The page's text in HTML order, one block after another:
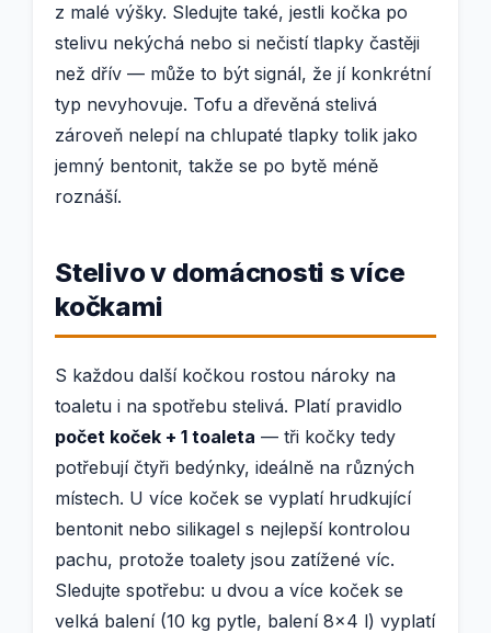
z malé výšky. Sledujte také, jestli kočka po
stelivu nekýchá nebo si nečistí tlapky častěji
než dřív — může to být signál, že jí konkrétní
typ nevyhovuje. Tofu a dřevěná stelivá
zároveň nelepí na chlupaté tlapky tolik jako
jemný bentonit, takže se po bytě méně
roznáší.
Stelivo v domácnosti s více
kočkami
S každou další kočkou rostou nároky na
toaletu i na spotřebu stelivá. Platí pravidlo
počet koček + 1 toaleta — tři kočky tedy
potřebují čtyři bedýnky, ideálně na různých
místech. U více koček se vyplatí hrudkující
bentonit nebo silikagel s nejlepší kontrolou
pachu, protože toalety jsou zatížené víc.
Sledujte spotřebu: u dvou a více koček se
velká balení (10 kg pytle, balení 8×4 l) vyplatí